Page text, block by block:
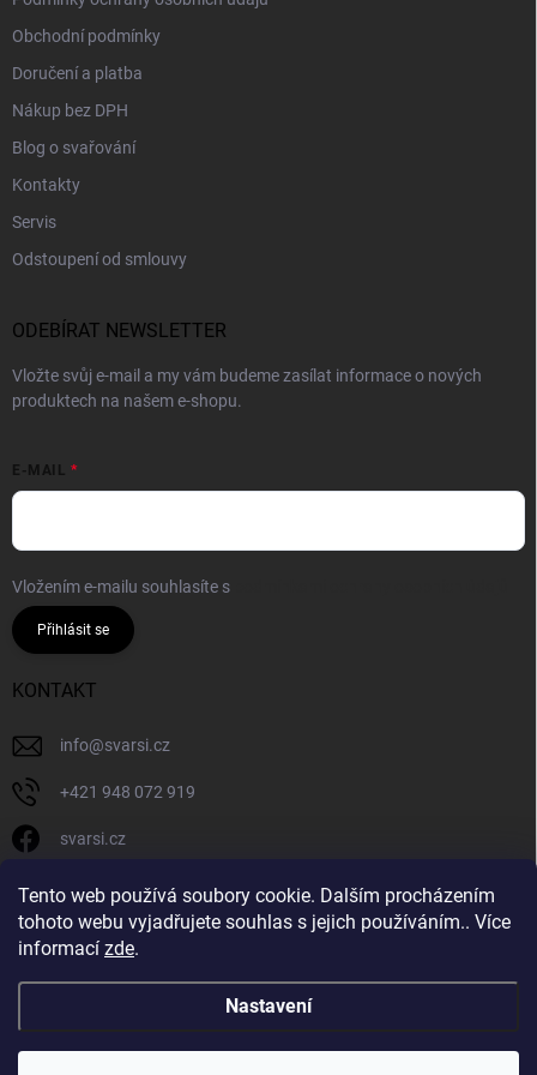
Tento web používá soubory cookie. Dalším procházením
tohoto webu vyjadřujete souhlas s jejich používáním.. Více
informací zde.
Nastavení
Obchodní podmínky
Doručení a platba
Nákup bez DPH
Blog o svařování
Kontakty
Servis
Odstoupení od smlouvy
ODEBÍRAT NEWSLETTER
Vložte svůj e-mail a my vám budeme zasílat informace o nových
produktech na našem e-shopu.
E-MAIL
Vložením e-mailu souhlasíte s
Přihlásit se
KONTAKT
info@svarsi.cz
+421 948 072 919
svarsi.cz
svarsi.cz